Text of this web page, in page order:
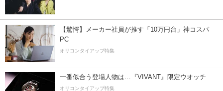
【驚愕】メーカー社員が推す「10万円台」神コスパ
PC
オリコンタイアップ特集
一番似合う登場人物は…『VIVANT』限定ウオッチ
オリコンタイアップ特集